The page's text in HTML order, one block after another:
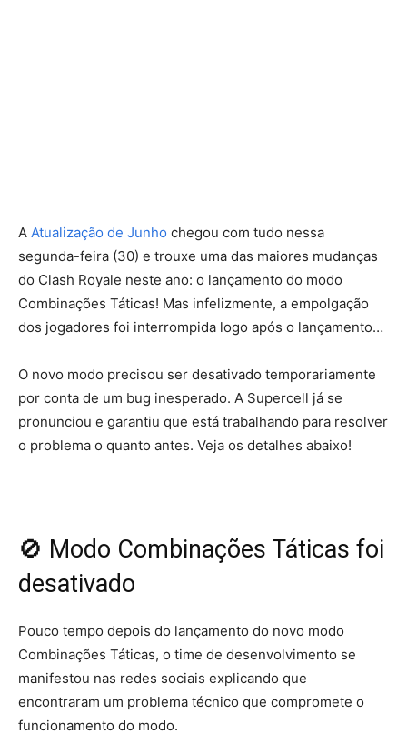
A Atualização de Junho chegou com tudo nessa
segunda-feira (30) e trouxe uma das maiores mudanças
do Clash Royale neste ano: o lançamento do modo
Combinações Táticas! Mas infelizmente, a empolgação
dos jogadores foi interrompida logo após o lançamento…
O novo modo precisou ser desativado temporariamente
por conta de um bug inesperado. A Supercell já se
pronunciou e garantiu que está trabalhando para resolver
o problema o quanto antes. Veja os detalhes abaixo!
🚫 Modo Combinações Táticas foi
desativado
Pouco tempo depois do lançamento do novo modo
Combinações Táticas, o time de desenvolvimento se
manifestou nas redes sociais explicando que
encontraram um problema técnico que compromete o
funcionamento do modo.